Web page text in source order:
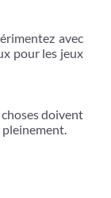
avec
pour les jeux
doivent
pleinement.